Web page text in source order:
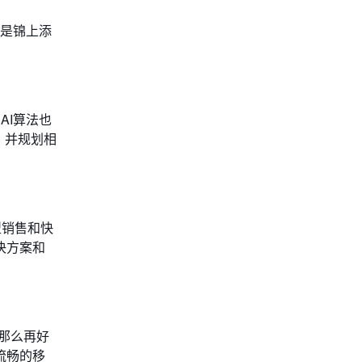
锦上添
算法也
并规划相
售和快
方案和
么再好
畅的移